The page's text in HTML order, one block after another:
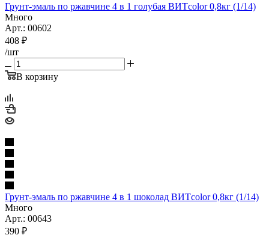
Грунт-эмаль по ржавчине 4 в 1 голубая ВИТcolor 0,8кг (1/14)
Много
Арт.: 00602
408 ₽
/шт
В корзину
Грунт-эмаль по ржавчине 4 в 1 шоколад ВИТcolor 0,8кг (1/14)
Много
Арт.: 00643
390 ₽